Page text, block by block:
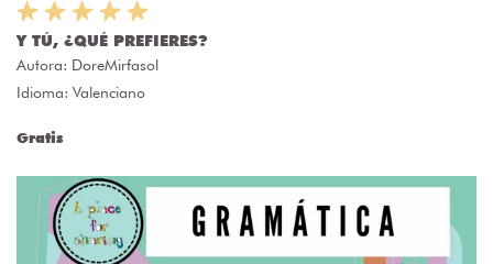
Y TÚ, ¿QUÉ PREFIERES?
Autora: DoreMirfasol
Idioma: Valenciano
Gratis